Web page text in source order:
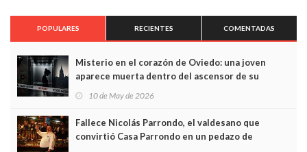
POPULARES RECIENTES COMENTADAS
Misterio en el corazón de Oviedo: una joven
aparece muerta dentro del ascensor de su
edificio y las cámaras captan sus últimos minutos
10 de May de 2026
Fallece Nicolás Parrondo, el valdesano que
convirtió Casa Parrondo en un pedazo de